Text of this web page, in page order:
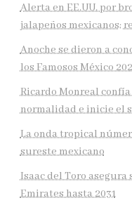
Alerta en EE.UU. por
jalapeños mexicanos;
Anoche se dieron a
los Famosos México
Ricardo Monreal
normalidad e inicie el
La onda tropical
sureste mexicano
Isaac del Toro asegura
Emirates hasta 2031